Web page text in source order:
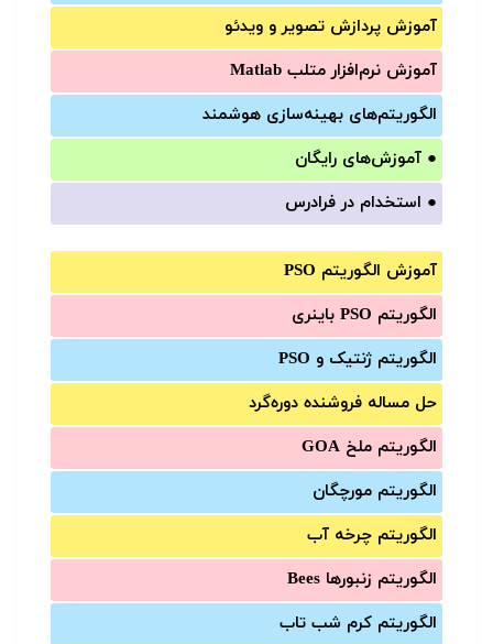
آموزش‌ پردازش تصویر و ویدئو
آموزش‌ نرم‌افزار متلب Matlab
الگوریتم‌های بهینه‌سازی هوشمند
● آموزش‌های رایگان
● استخدام در فرادرس
آموزش الگوریتم PSO
الگوریتم PSO باینری
الگوریتم ژنتیک و PSO
حل مساله فروشنده دوره‌گرد
الگوریتم ملخ GOA
الگوریتم مورچگان
الگوریتم چرخه آب
الگوریتم زنبورها Bees
الگوریتم کرم شب تاب